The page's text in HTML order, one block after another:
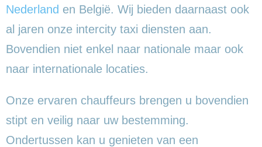
Nederland en België. Wij bieden daarnaast ook
al jaren onze intercity taxi diensten aan.
Bovendien niet enkel naar nationale maar ook
naar internationale locaties.
Onze ervaren chauffeurs brengen u bovendien
stipt en veilig naar uw bestemming.
Ondertussen kan u genieten van een